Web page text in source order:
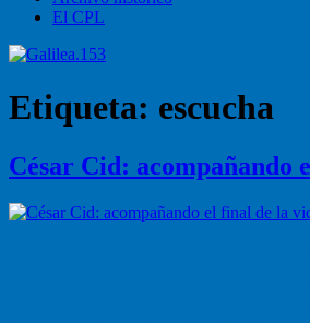
El CPL
Etiqueta: escucha
César Cid: acompañando